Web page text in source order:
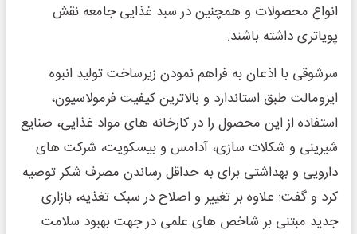
انواع محصولات و همچنین در سبد غذایی جامعه نقش
پویاتری داشته باشند.
سرشوقی با اذعان به فراهم نمودن زیرساخت تولید انبوه
ایزومالت طبق استاندارد و بالاترین کیفیت فرمولاسیون،
استفاده از این محصول را در کارخانه های مواد غذایی، صنایع
شیرینی و شکلات سازی، آدامس و بیسکویت، شرکت های
دارویی و بهداشتی برای به حداقل رساندن مصرف شکر توصیه
کرد و گفت: علاوه بر تغییر و اصلاح در سبک تغذیه، بازاری
جدید مبتنی بر شاخص های علمی در جهت بهبود سلامت